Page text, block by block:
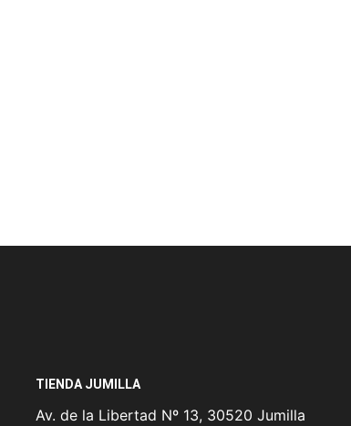
TIENDA JUMILLA
Av. de la Libertad Nº 13, 30520 Jumilla